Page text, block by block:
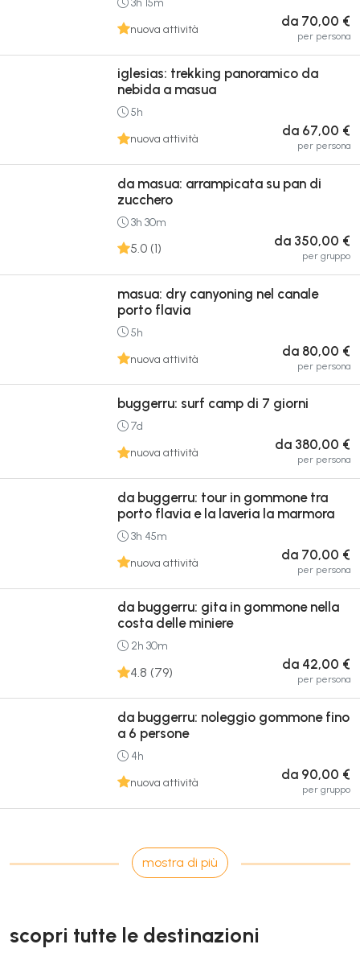
nuova attività
da 70,00 €
per persona
iglesias: trekking panoramico da
nebida a masua
5h
nuova attività
da 67,00 €
per persona
da masua: arrampicata su pan di
zucchero
3h 30m
5.0 (1) da 350,00 €
per gruppo
masua: dry canyoning nel canale
porto flavia
5h
nuova attività
da 80,00 €
per persona
buggerru: surf camp di 7 giorni
7d
nuova attività
da 380,00 €
per persona
da buggerru: tour in gommone tra
porto flavia e la laveria la marmora
3h 45m
nuova attività
da 70,00 €
per persona
da buggerru: gita in gommone nella
costa delle miniere
2h 30m
4.8 (79) da 42,00 €
per persona
da buggerru: noleggio gommone fino
a 6 persone
4h
nuova attività
da 90,00 €
per gruppo
mostra di più
scopri tutte le destinazioni